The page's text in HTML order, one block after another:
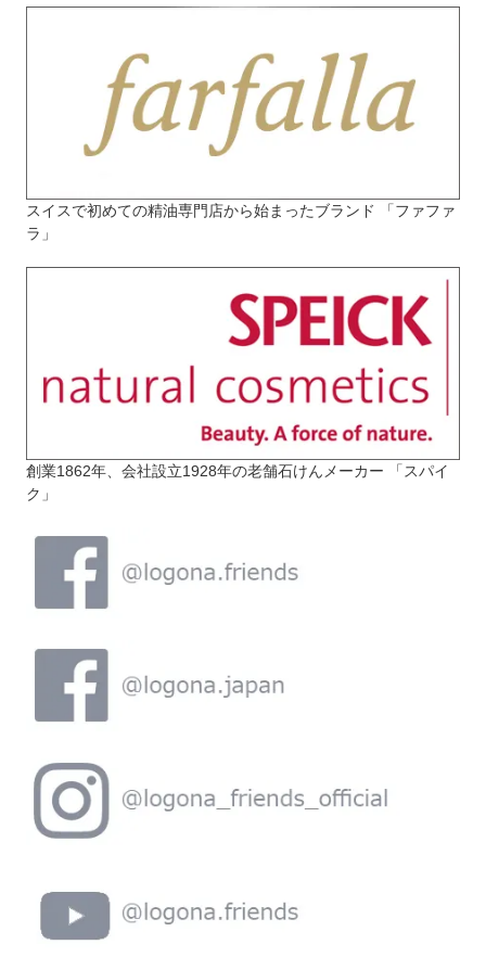
スイスで初めての精油専門店から始まったブランド 「ファファ
ラ」
創業1862年、会社設立1928年の老舗石けんメーカー 「スパイ
ク」